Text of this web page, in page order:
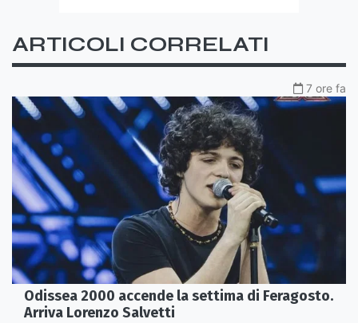
ARTICOLI CORRELATI
7 ore fa
Odissea 2000 accende la settima di Feragosto.
Arriva Lorenzo Salvetti